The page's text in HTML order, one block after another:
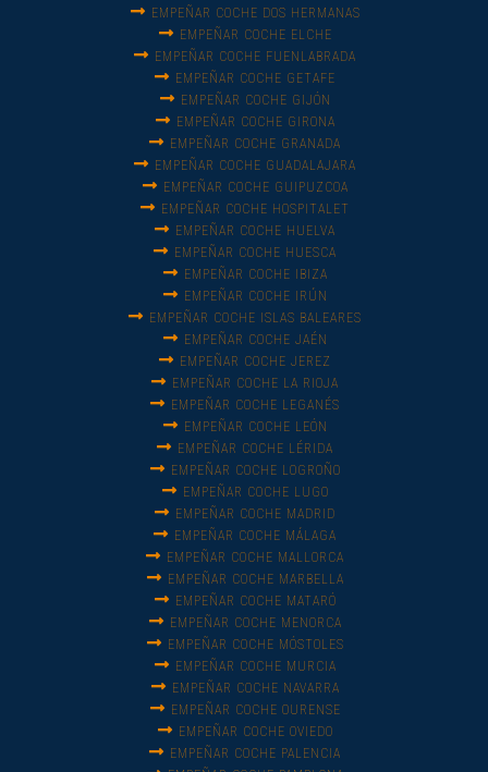
EMPEÑAR COCHE DOS HERMANAS
EMPEÑAR COCHE ELCHE
EMPEÑAR COCHE FUENLABRADA
EMPEÑAR COCHE GETAFE
EMPEÑAR COCHE GIJÓN
EMPEÑAR COCHE GIRONA
EMPEÑAR COCHE GRANADA
EMPEÑAR COCHE GUADALAJARA
EMPEÑAR COCHE GUIPUZCOA
EMPEÑAR COCHE HOSPITALET
EMPEÑAR COCHE HUELVA
EMPEÑAR COCHE HUESCA
EMPEÑAR COCHE IBIZA
EMPEÑAR COCHE IRÚN
EMPEÑAR COCHE ISLAS BALEARES
EMPEÑAR COCHE JAÉN
EMPEÑAR COCHE JEREZ
EMPEÑAR COCHE LA RIOJA
EMPEÑAR COCHE LEGANÉS
EMPEÑAR COCHE LEÓN
EMPEÑAR COCHE LÉRIDA
EMPEÑAR COCHE LOGROÑO
EMPEÑAR COCHE LUGO
EMPEÑAR COCHE MADRID
EMPEÑAR COCHE MÁLAGA
EMPEÑAR COCHE MALLORCA
EMPEÑAR COCHE MARBELLA
EMPEÑAR COCHE MATARÓ
EMPEÑAR COCHE MENORCA
EMPEÑAR COCHE MÓSTOLES
EMPEÑAR COCHE MURCIA
EMPEÑAR COCHE NAVARRA
EMPEÑAR COCHE OURENSE
EMPEÑAR COCHE OVIEDO
EMPEÑAR COCHE PALENCIA